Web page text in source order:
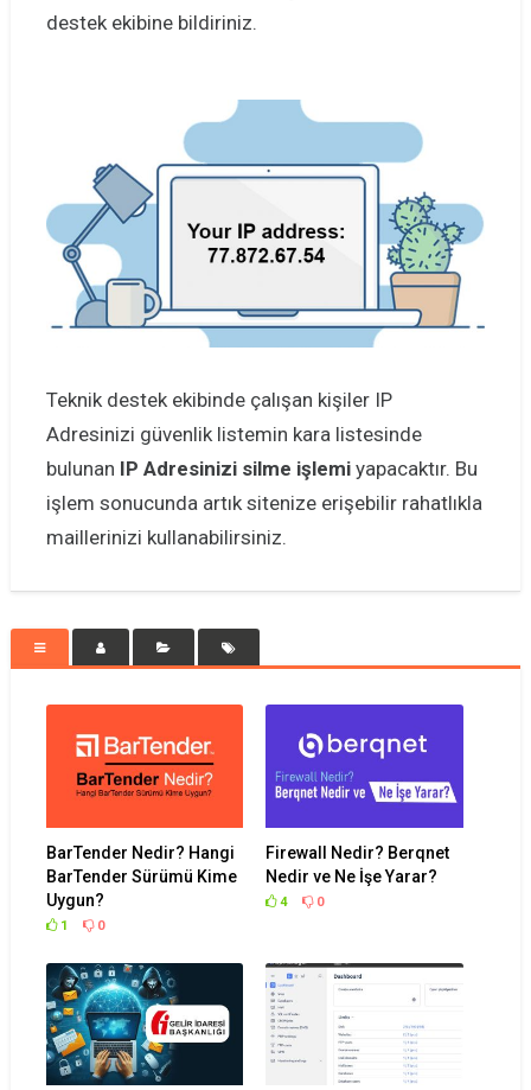
destek ekibine bildiriniz.
Teknik destek ekibinde çalışan kişiler IP
Adresinizi güvenlik listemin kara listesinde
bulunan IP Adresinizi silme işlemi yapacaktır. Bu
işlem sonucunda artık sitenize erişebilir rahatlıkla
maillerinizi kullanabilirsiniz.
BarTender Nedir? Hangi
BarTender Sürümü Kime
Uygun?
1 0
Firewall Nedir? Berqnet
Nedir ve Ne İşe Yarar?
4 0